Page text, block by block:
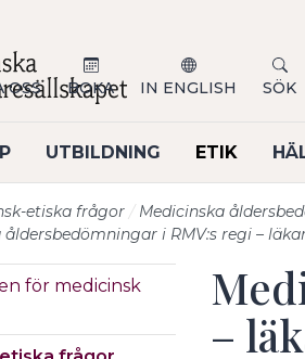
UTBILDNING ETIK
OSS BOKA IN ENGLISH SÖK
etiska frågor
Medicinska
åldersbedömningar i RMV:s regi –
för medicinsk
–